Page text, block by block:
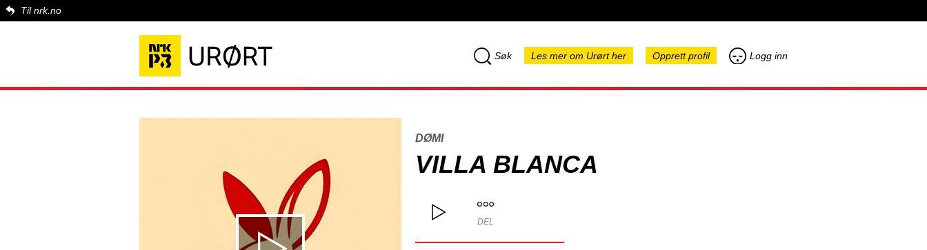
Til nrk.no
Søk Les mer om Urørt her Opprett profil Logg inn
DØMI
VILLA BLANCA
DEL